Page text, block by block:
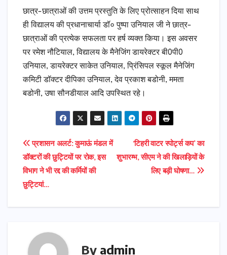
छात्र-छात्राओं की उत्तम प्रस्तुति के लिए प्रोत्साहन दिया साथ
ही विद्यालय की प्रधानाचार्या डॉ० पुष्पा उनियाल जी ने छात्र-
छात्राओं की प्रत्येक सफलता पर हर्ष व्यक्त किया। इस अवसर
पर रमेश नौटियाल, विद्यालय के मैनेजिंग डायरेक्टर बी0पी0
उनियाल, डायरेक्टर साकेत उनियाल, प्रिंसिपल स्कूल मैनेजिंग
कमिटी डॉक्टर दीपिका उनियाल, देव प्रकाश बडोनी, ममता
बडोनी, उषा सौनडीयाल आदि उपस्थित रहे।
Post
navigation
‘टिहरी वाटर स्पोर्ट्स कप’ का
शुभारम्भ, सीएम ने की खिलाड़ियों के
लिए बड़ी घोषणा…
प्रशासन अलर्ट: कुमाऊं मंडल में
डॉक्टरों की छुट्टियों पर रोक, इस
विभाग ने भी रद्द की कर्मियों की
छुट्टियां…
By admin